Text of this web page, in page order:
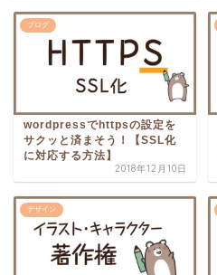
ブログ
wordpressでhttpsの設定を
サクッと済まそう！【SSL化
に対応する方法】
2018年12月10日
デザイン